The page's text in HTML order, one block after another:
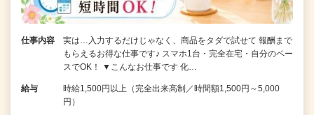
仕事内容
実は…入力するだけじゃなく、商品をタダで試せて 報酬まで
もらえるお得な仕事です♪ スマホ1台・完全在宅・自分のペー
スでOK！ ▼こんなお仕事です 化…
給与
時給1,500円以上（完全出来高制／時間額1,500円～5,000
円）